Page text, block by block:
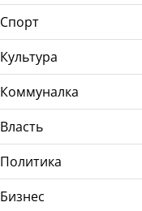
Спорт
Культура
Коммуналка
Власть
Политика
Бизнес